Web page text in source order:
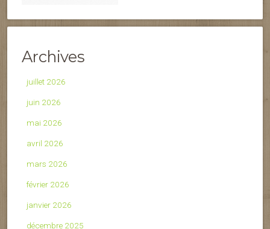
Archives
juillet 2026
juin 2026
mai 2026
avril 2026
mars 2026
février 2026
janvier 2026
décembre 2025